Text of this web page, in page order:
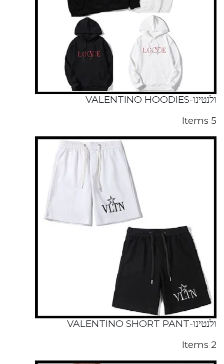
ולנטינו-VALENTINO HOODIES
5 Items
ולנטינו-VALENTINO SHORT PANT
2 Items